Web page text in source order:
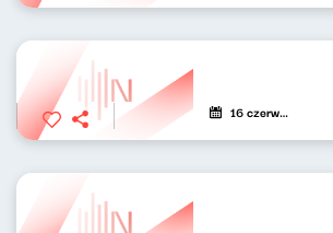
16 czerwca 2021